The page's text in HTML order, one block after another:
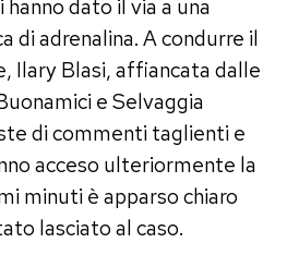
dato il via a una
di adrenalina. A condurre il
Ilary Blasi, affiancata dalle
e Selvaggia
di commenti taglienti e
acceso ulteriormente la
minuti è apparso chiaro
lasciato al caso.